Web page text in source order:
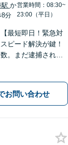
か
8分
営業時間：08:30~
23:00（平日）
【最短即日！緊急対
ピード解決が鍵！
。まだ逮捕されて
比寿駅8分】【休
お問い合わせ